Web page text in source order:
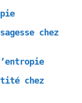
chez
chez